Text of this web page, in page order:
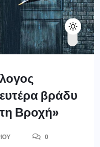
βράδυ
Βροχή»
0